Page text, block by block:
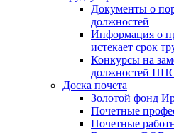
Документы о
должностей
Информация о
истекает срок
Конкурсы на
должностей
Доска почета
Золотой фонд
Почетные
Почетные